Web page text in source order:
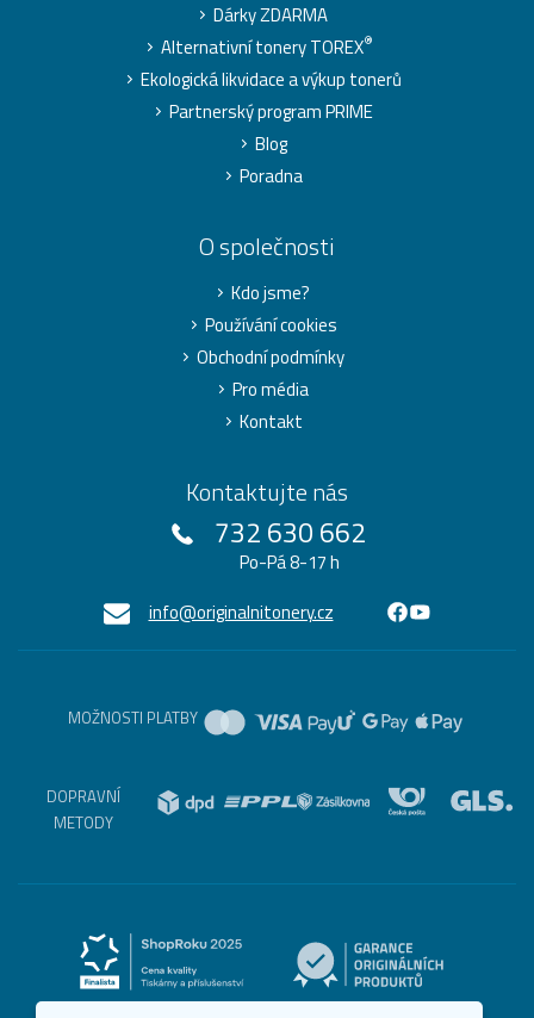
Dárky ZDARMA
Alternativní tonery TOREX®
Ekologická likvidace a výkup tonerů
Partnerský program PRIME
Blog
Poradna
O společnosti
Kdo jsme?
Používání cookies
Obchodní podmínky
Pro média
Kontakt
Kontaktujte nás
732 630 662
Po-Pá 8-17 h
info@originalnitonery.cz
MOŽNOSTI PLATBY
DOPRAVNÍ
METODY